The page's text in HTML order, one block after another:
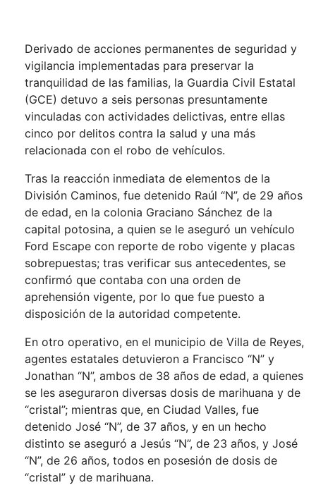
Derivado de acciones permanentes de seguridad y
vigilancia implementadas para preservar la
tranquilidad de las familias, la Guardia Civil Estatal
(GCE) detuvo a seis personas presuntamente
vinculadas con actividades delictivas, entre ellas
cinco por delitos contra la salud y una más
relacionada con el robo de vehículos.
Tras la reacción inmediata de elementos de la
División Caminos, fue detenido Raúl “N”, de 29 años
de edad, en la colonia Graciano Sánchez de la
capital potosina, a quien se le aseguró un vehículo
Ford Escape con reporte de robo vigente y placas
sobrepuestas; tras verificar sus antecedentes, se
confirmó que contaba con una orden de
aprehensión vigente, por lo que fue puesto a
disposición de la autoridad competente.
En otro operativo, en el municipio de Villa de Reyes,
agentes estatales detuvieron a Francisco “N” y
Jonathan “N”, ambos de 38 años de edad, a quienes
se les aseguraron diversas dosis de marihuana y de
“cristal”; mientras que, en Ciudad Valles, fue
detenido José “N”, de 37 años, y en un hecho
distinto se aseguró a Jesús “N”, de 23 años, y José
“N”, de 26 años, todos en posesión de dosis de
“cristal” y de marihuana.